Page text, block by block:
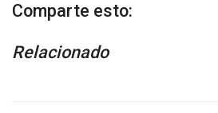
Comparte esto:
Relacionado